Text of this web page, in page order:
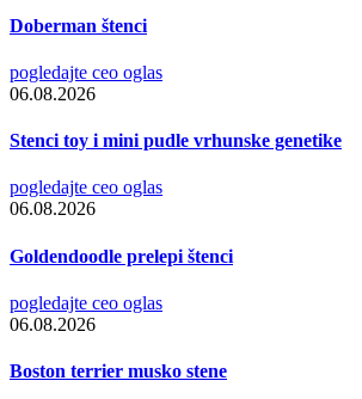
Doberman štenci
pogledajte ceo oglas
06.08.2026
Stenci toy i mini pudle vrhunske genetike
pogledajte ceo oglas
06.08.2026
Goldendoodle prelepi štenci
pogledajte ceo oglas
06.08.2026
Boston terrier musko stene